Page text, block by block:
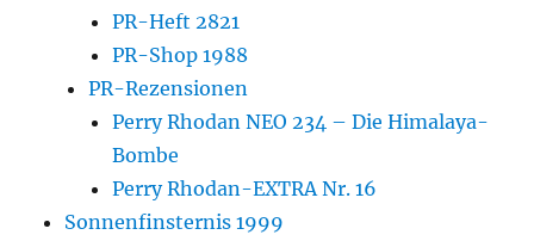
PR-Heft 2821
PR-Shop 1988
PR-Rezensionen
Perry Rhodan NEO 234 – Die Himalaya-
Bombe
Perry Rhodan-EXTRA Nr. 16
Sonnenfinsternis 1999